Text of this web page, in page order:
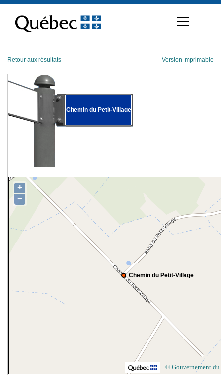
contenu
Retour aux résultats Version imprimable
Chemin du Petit-Village
Chemin du Petit-Village
+
−
© Gouvernement du